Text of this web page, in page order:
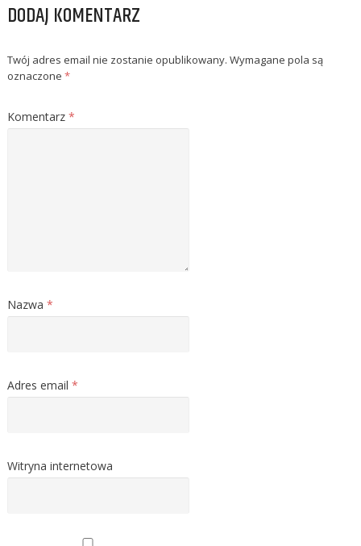
DODAJ KOMENTARZ
Twój adres email nie zostanie opublikowany. Wymagane pola są
oznaczone *
Komentarz *
Nazwa *
Adres email *
Witryna internetowa